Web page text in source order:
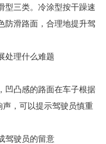
型三类。冷涂型按干躁速
防滑路面，合理地提升驾
处理什么难题
凹凸感的路面在车子根据
，可以提示驾驶员慎重
驾驶员的留意